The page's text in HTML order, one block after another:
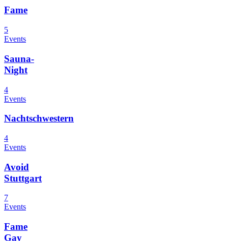
Fame
5
Events
Sauna-
Night
4
Events
Nachtschwestern
4
Events
Avoid
Stuttgart
7
Events
Fame
Gay